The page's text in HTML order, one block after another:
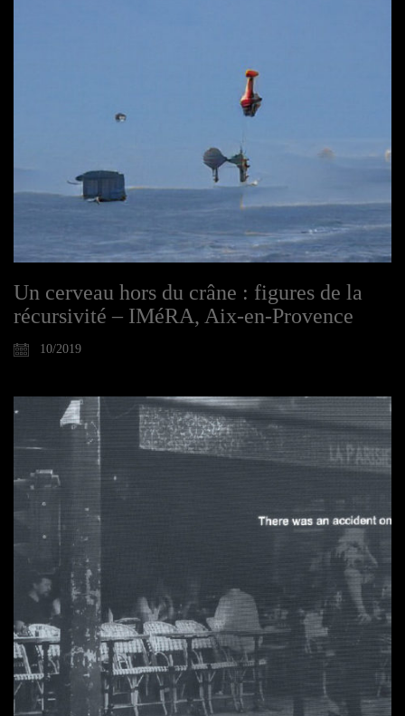
Un cerveau hors du crâne : figures de la
récursivité – IMéRA, Aix-en-Provence
10/2019